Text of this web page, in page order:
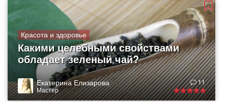
Красота и здоровье
Какими целебными свойствами
обладает зеленый чай?
Екатерина Елизарова
Мастер
11